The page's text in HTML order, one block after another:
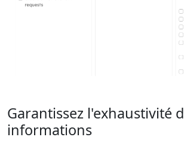
Garantissez l'exhaustivité
informations